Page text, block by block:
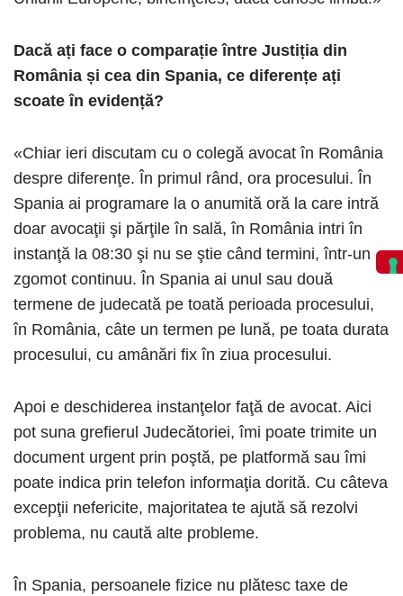
Dacă ați face o comparație între Justiția din
România și cea din Spania, ce diferențe ați
scoate în evidență?
«Chiar ieri discutam cu o colegă avocat în România
despre diferenţe. În primul rând, ora procesului. În
Spania ai programare la o anumită oră la care intră
doar avocaţii şi părţile în sală, în România intri în
instanţă la 08:30 şi nu se ştie când termini, într-un
zgomot continuu. În Spania ai unul sau două
termene de judecată pe toată perioada procesului,
în România, câte un termen pe lună, pe toata durata
procesului, cu amânări fix în ziua procesului.
Apoi e deschiderea instanţelor faţă de avocat. Aici
pot suna grefierul Judecătoriei, îmi poate trimite un
document urgent prin poştă, pe platformă sau îmi
poate indica prin telefon informaţia dorită. Cu câteva
excepţii nefericite, majoritatea te ajută să rezolvi
problema, nu caută alte probleme.
În Spania, persoanele fizice nu plătesc taxe de